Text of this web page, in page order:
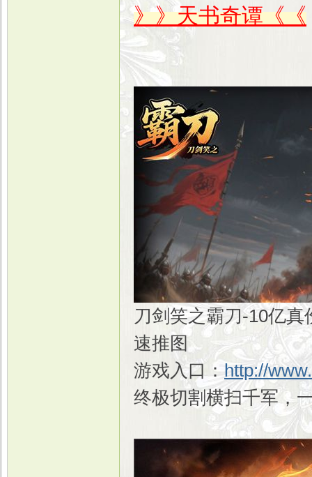
》》天书奇谭《《
刀剑笑之霸刀-10亿
速推图
游戏入口： http://
终极切割横扫千军，